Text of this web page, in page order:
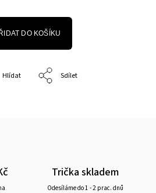
DO KOŠÍKU
Hlídat Sdílet
Trička skladem
Odesíláme do 1 - 2 prac. dnů